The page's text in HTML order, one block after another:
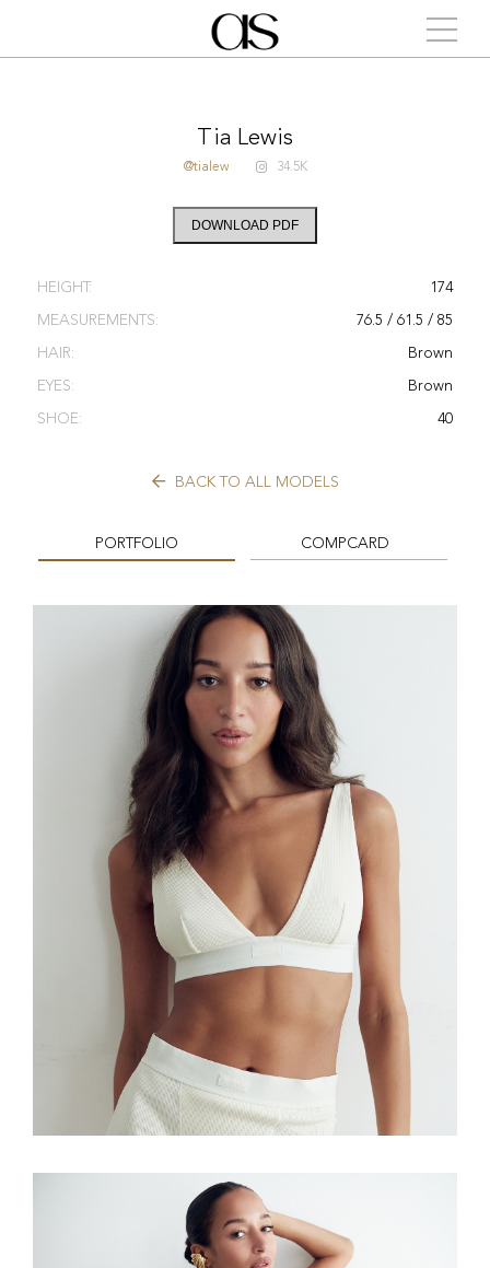
Tia Lewis
@tialew 34.5K
DOWNLOAD PDF
HEIGHT: 174
MEASUREMENTS: 76.5 / 61.5 / 85
HAIR: Brown
EYES: Brown
SHOE: 40
BACK TO ALL MODELS
PORTFOLIO COMPCARD